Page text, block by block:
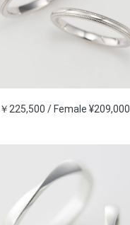
225,500 / Female ¥209,000